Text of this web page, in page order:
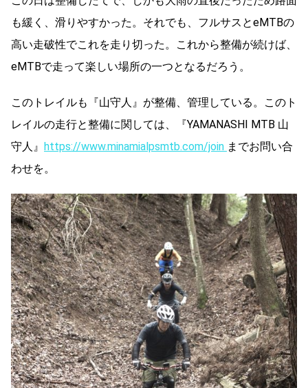
も緩く、滑りやすかった。それでも、フルサスとeMTBの
高い走破性でこれを走り切った。これから整備が続けば、
eMTBで走って楽しい場所の一つとなるだろう。
このトレイルも『山守人』が整備、管理している。このト
レイルの走行と整備に関しては、『YAMANASHI MTB 山
守人』 https://www.minamialpsmtb.com/join までお問い合
わせを。